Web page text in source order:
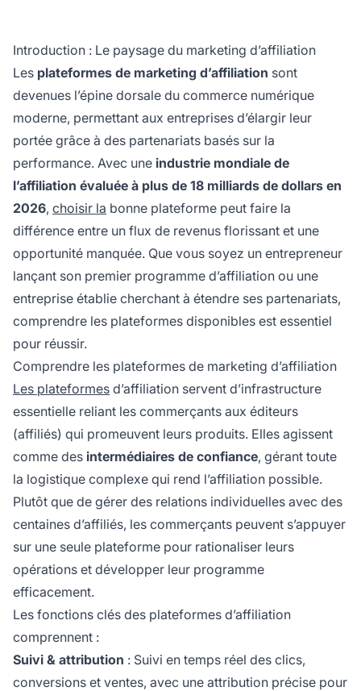
Introduction : Le paysage du marketing d’affiliation
Les plateformes de marketing d’affiliation sont
devenues l’épine dorsale du commerce numérique
moderne, permettant aux entreprises d’élargir leur
portée grâce à des partenariats basés sur la
performance. Avec une industrie mondiale de
l’affiliation évaluée à plus de 18 milliards de dollars en
2026, choisir la bonne plateforme peut faire la
différence entre un flux de revenus florissant et une
opportunité manquée. Que vous soyez un entrepreneur
lançant son premier programme d’affiliation ou une
entreprise établie cherchant à étendre ses partenariats,
comprendre les plateformes disponibles est essentiel
pour réussir.
Comprendre les plateformes de marketing d’affiliation
Les plateformes d’affiliation servent d’infrastructure
essentielle reliant les commerçants aux éditeurs
(affiliés) qui promeuvent leurs produits. Elles agissent
comme des intermédiaires de confiance, gérant toute
la logistique complexe qui rend l’affiliation possible.
Plutôt que de gérer des relations individuelles avec des
centaines d’affiliés, les commerçants peuvent s’appuyer
sur une seule plateforme pour rationaliser leurs
opérations et développer leur programme
efficacement.
Les fonctions clés des plateformes d’affiliation
comprennent :
Suivi & attribution : Suivi en temps réel des clics,
conversions et ventes, avec une attribution précise pour